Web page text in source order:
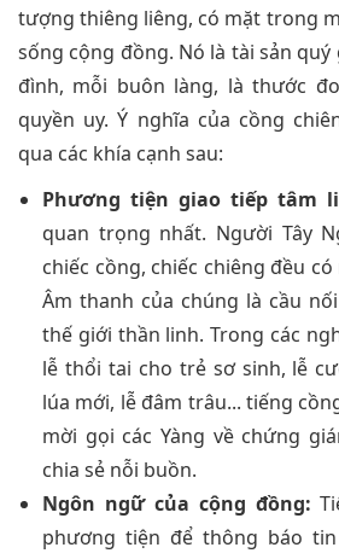
tượng thiêng liêng, có mặt trong
sống cộng đồng. Nó là tài sản
đình, mỗi buôn làng, là thước
quyền uy. Ý nghĩa của cồng
qua các khía cạnh sau:
Phương tiện giao tiếp tâm
quan trọng nhất. Người Tây
chiếc cồng, chiếc chiêng đều
Âm thanh của chúng là cầu
thế giới thần linh. Trong các
lễ thổi tai cho trẻ sơ sinh, lễ
lúa mới, lễ đâm trâu... tiếng
mời gọi các Yàng về chứng
chia sẻ nỗi buồn.
Ngôn ngữ của cộng đồng:
phương tiện để thông báo